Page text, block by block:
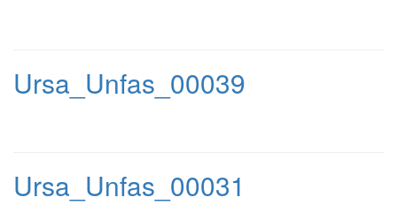
Ursa_Unfas_00039
Ursa_Unfas_00031